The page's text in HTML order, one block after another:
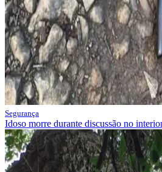
Segurança
Idoso morre durante discussão no